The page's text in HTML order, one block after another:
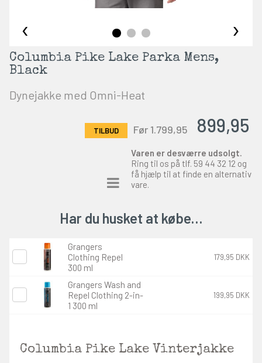
‹ ›
Columbia Pike Lake Parka Mens,
Black
Dynejakke med Omni-Heat
899,95
Før 1.799,95
Varen er desværre udsolgt.
Ring til os på tlf. 59 44 32 12 og
få hjælp til at finde en alternativ
vare.
Har du husket at købe…
Grangers
Clothing Repel
300 ml
179,95 DKK
Grangers Wash and
Repel Clothing 2-in-
1 300 ml
199,95 DKK
Columbia Pike Lake Vinterjakke